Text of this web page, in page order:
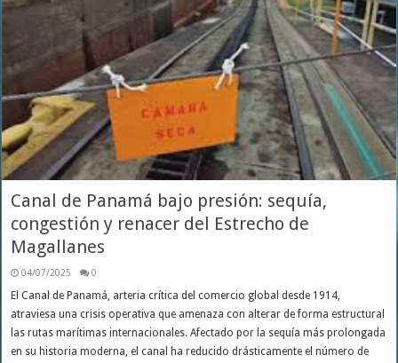
Canal de Panamá bajo presión: sequía,
congestión y renacer del Estrecho de
Magallanes
04/07/2025 0
El Canal de Panamá, arteria crítica del comercio global desde 1914,
atraviesa una crisis operativa que amenaza con alterar de forma estructural
las rutas marítimas internacionales. Afectado por la sequía más prolongada
en su historia moderna, el canal ha reducido drásticamente el número de